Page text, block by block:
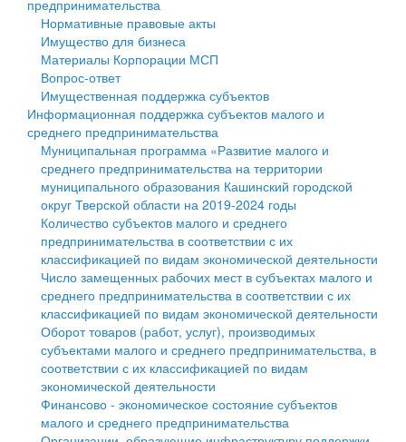
Государственные услуги
Промышленность и АПК
Экономика и бизнес
...
Символика
Устав
Гостям округа
Туризм
Культура
Образование
Здравоохранение
Социальная защита
Фотоальбом
муниципального округа Тверской области
Администрация Кашинского муниципального округа
Тверской области
Управление сельскими территориями
Открытые данные
Работа с обращениями граждан
Муниципальный контроль
Муниципальные услуги
Проекты административных регламентов
Антимонопольный комплаенс
Противодействие коррупции
Финансовое управление
Бюджет для граждан
Имущество
Выявление правообладателей ранее учтенных
объектов недвижимости
Имущественная поддержка субъектов малого и
среднего предпринимательства
Информационная поддержка субъектов малого и
среднего предпринимательства
Муниципальные программы
Контрольно-счетная палата
Персональные данные
предпринимательства
Нормативные правовые акты
Имущество для бизнеса
Материалы Корпорации МСП
Вопрос-ответ
Имущественная поддержка субъектов
Информационная поддержка субъектов малого и
среднего предпринимательства
Муниципальная программа «Развитие малого и
среднего предпринимательства на территории
муниципального образования Кашинский городской
округ Тверской области на 2019-2024 годы
Количество субъектов малого и среднего
предпринимательства в соответствии с их
классификацией по видам экономической деятельности
Число замещенных рабочих мест в субъектах малого и
среднего предпринимательства в соответствии с их
классификацией по видам экономической деятельности
Оборот товаров (работ, услуг), производимых
субъектами малого и среднего предпринимательства, в
соответствии с их классификацией по видам
экономической деятельности
Финансово - экономическое состояние субъектов
малого и среднего предпринимательства